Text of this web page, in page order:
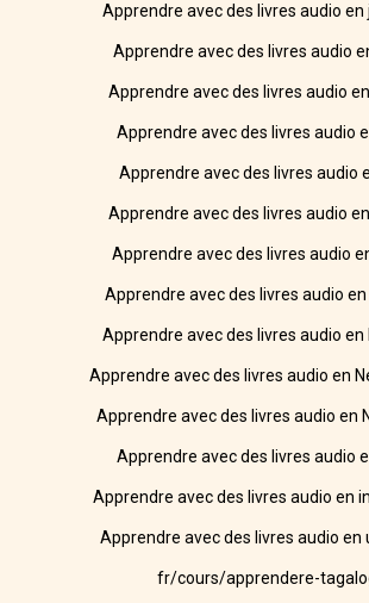
Apprendre avec des livres audio en
Apprendre avec des livres audio
Apprendre avec des livres audio
Apprendre avec des livres audio
Apprendre avec des livres audio
Apprendre avec des livres audio
Apprendre avec des livres audio
Apprendre avec des livres audio
Apprendre avec des livres audio en
Apprendre avec des livres audio en
Apprendre avec des livres audio en
Apprendre avec des livres audio
Apprendre avec des livres audio en
Apprendre avec des livres audio en
fr/cours/apprendere-